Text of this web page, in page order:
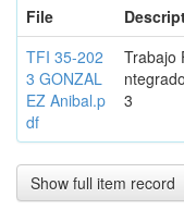
File
TFI 35-202
3 GONZAL
EZ Anibal.p
df
Trabajo
3
Show full item record